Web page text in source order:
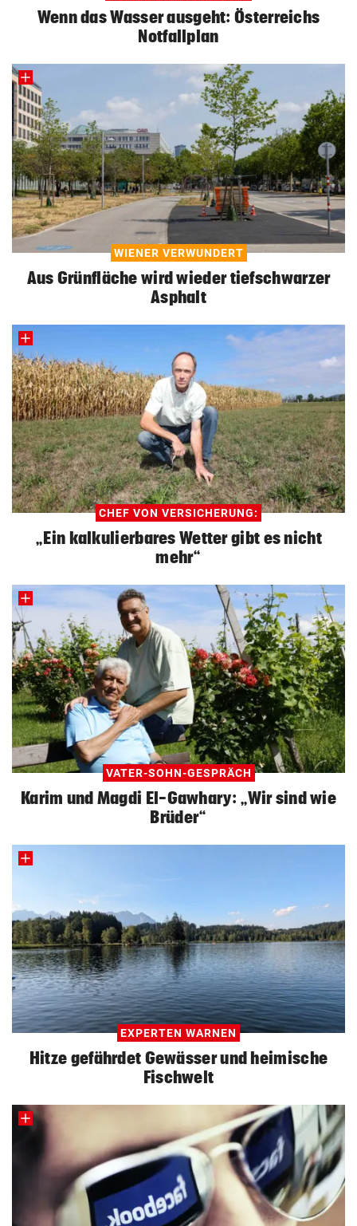
Wenn das Wasser ausgeht: Österreichs
Notfallplan
WIENER VERWUNDERT
Aus Grünfläche wird wieder tiefschwarzer
Asphalt
CHEF VON VERSICHERUNG:
„Ein kalkulierbares Wetter gibt es nicht
mehr“
VATER-SOHN-GESPRÄCH
Karim und Magdi El-Gawhary: „Wir sind wie
Brüder“
EXPERTEN WARNEN
Hitze gefährdet Gewässer und heimische
Fischwelt